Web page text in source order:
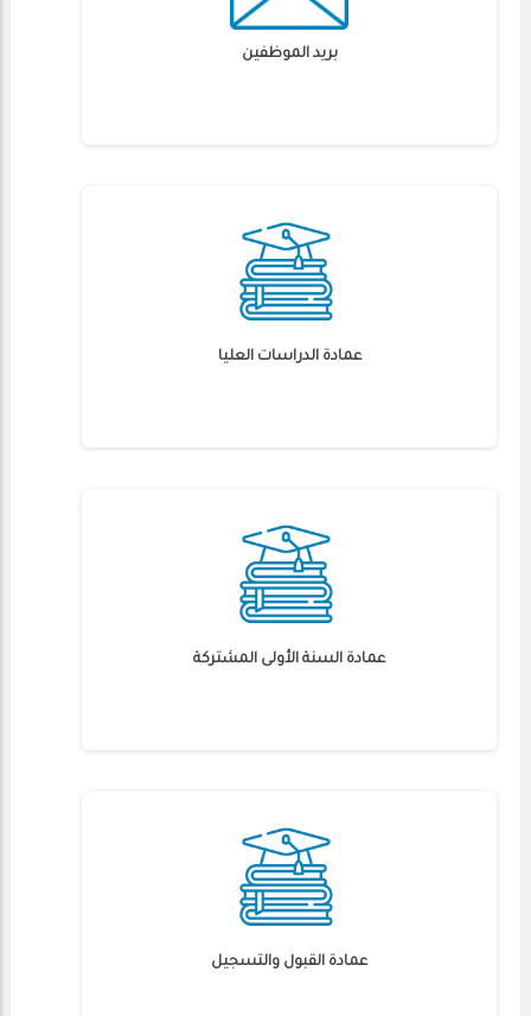
بريد الموظفين
عمادة الدراسات العليا
عمادة السنة الأولى المشتركة
عمادة القبول والتسجيل